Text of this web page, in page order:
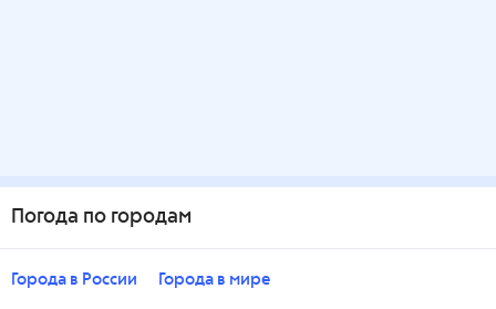
Погода по городам
Города в России Города в мире